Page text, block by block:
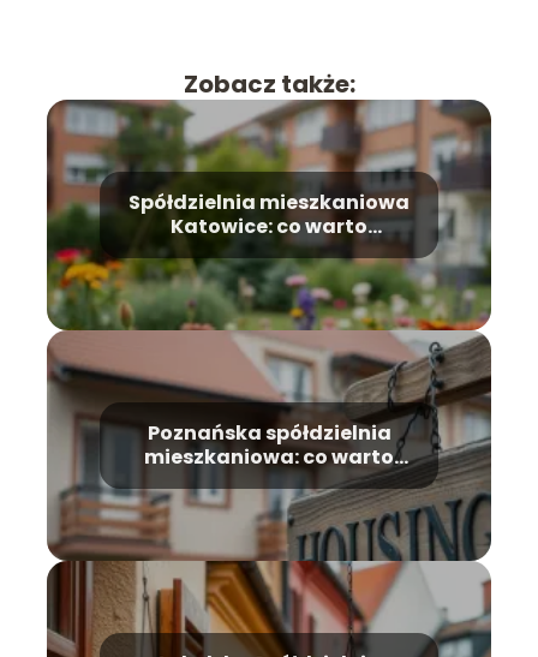
Zobacz także:
Spółdzielnia mieszkaniowa
Katowice: co warto
wiedzieć?
Poznańska spółdzielnia
mieszkaniowa: co warto
wiedzieć?